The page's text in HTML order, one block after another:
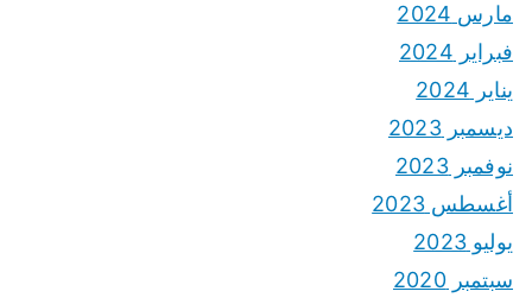
مارس 2024
فبراير 2024
يناير 2024
ديسمبر 2023
نوفمبر 2023
أغسطس 2023
يوليو 2023
سبتمبر 2020